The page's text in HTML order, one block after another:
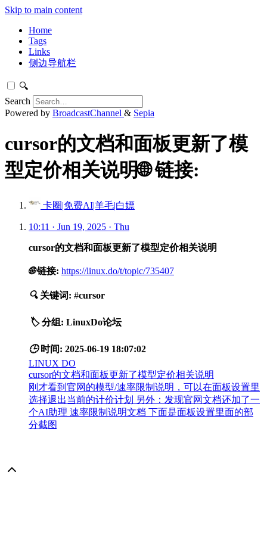
Skip to main content
Home
Tags
Links
侧边导航栏
🔍
Search
Powered by BroadcastChannel & Sepia
cursor的文档和面板更新了模
型定价相关说明🌐 链接:
卡圈|免费AI|羊毛|白嫖
10:11 · Jun 19, 2025 · Thu
cursor的文档和面板更新了模型定价相关说明
🌐 链接: https://linux.do/t/topic/735407
🔍 关键词: #cursor
🏷️ 分组: LinuxDo论坛
🕒 时间: 2025-06-19 18:07:02
LINUX DO
cursor的文档和面板更新了模型定价相关说明
刚才看到官网的模型/速率限制说明，可以在面板设置里
选择退出当前的计价计划 另外：发现官网文档还加了一
个AI助理 速率限制说明文档 下面是面板设置里面的部
分截图